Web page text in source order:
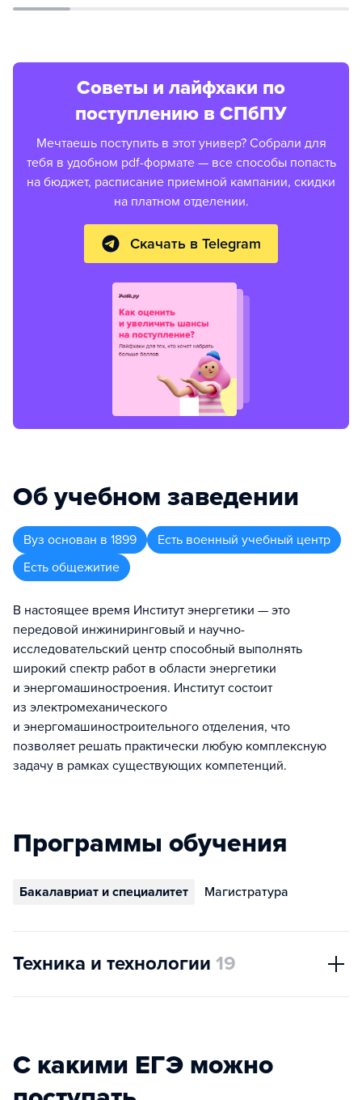
Советы и лайфхаки по
поступлению в СПбПУ
Мечтаешь поступить в этот универ? Собрали для
тебя в удобном pdf-формате — все способы попасть
на бюджет, расписание приемной кампании, скидки
на платном отделении.
Скачать в Telegram
Об учебном заведении
Вуз основан в 1899
Есть военный учебный центр
Есть общежитие
В настоящее время Институт энергетики — это
передовой инжиниринговый и научно-
исследовательский центр способный выполнять
широкий спектр работ в области энергетики
и энергомашиностроения. Институт состоит
из электромеханического
и энергомашиностроительного отделения, что
позволяет решать практически любую комплексную
задачу в рамках существующих компетенций.
Программы обучения
Бакалавриат и специалитет Магистратура
Техника и технологии 19
С какими ЕГЭ можно